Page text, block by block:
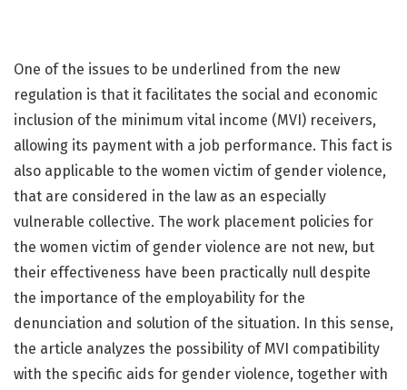
One of the issues to be underlined from the new
regulation is that it facilitates the social and economic
inclusion of the minimum vital income (MVI) receivers,
allowing its payment with a job performance. This fact is
also applicable to the women victim of gender violence,
that are considered in the law as an especially
vulnerable collective. The work placement policies for
the women victim of gender violence are not new, but
their effectiveness have been practically null despite
the importance of the employability for the
denunciation and solution of the situation. In this sense,
the article analyzes the possibility of MVI compatibility
with the specific aids for gender violence, together with